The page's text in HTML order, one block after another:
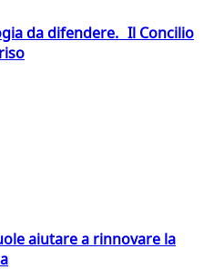
da difendere. Il Concilio
aiutare a rinnovare la